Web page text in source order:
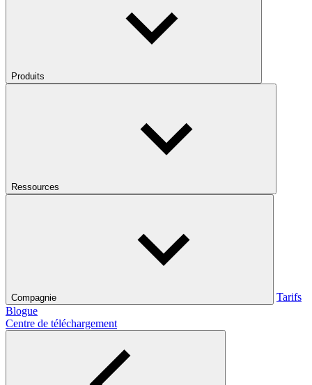
Produits
Ressources
Compagnie
Tarifs
Blogue
Centre de téléchargement